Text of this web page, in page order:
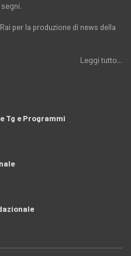
per la produzione di news della
Leggi tutto...
Tg e Programmi